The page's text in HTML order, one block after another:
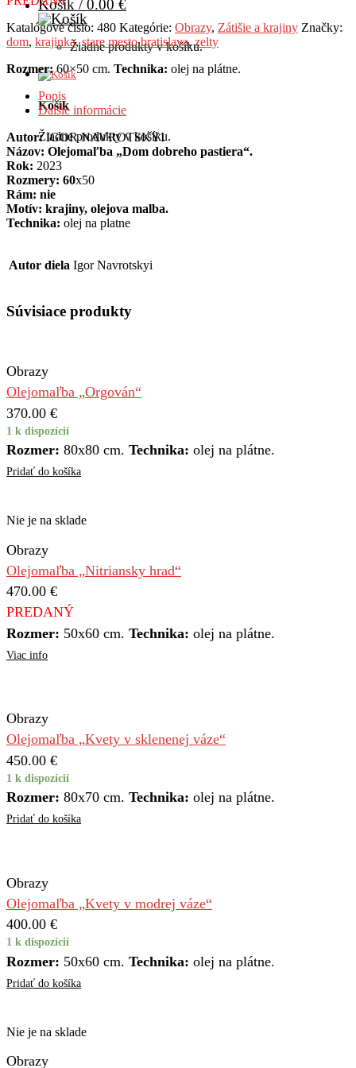
Košík /0.00 €
Žiadne produkty v košíku.
Košík
Žiadne produkty v košíku.
Katalógové číslo: 480 Kategórie: Obrazy, Zátišie a krajiny Značky:
dom, krajinka,stare mesto bratislava,zelty
Rozmer:60×50 cm. Technika: olej na plátne.
Popis
Ďalšie informácie
Autor:IGOR NAVROTSKYI
Názov: Olejomaľba „Dom dobreho pastiera“.
Rok: 2023
Rozmery: 60x50
Rám: nie
Motív: krajiny, olejova malba.
Technika: olej na platne
Autor diela Igor Navrotskyi
Súvisiace produkty
Obrazy
Olejomaľba „Orgován“
370.00 €
1 k dispozícií
Rozmer: 80x80 cm. Technika: olej na plátne.
Pridať do košíka
Nie je na sklade
Obrazy
Olejomaľba „Nitriansky hrad“
470.00 €
PREDANÝ
Rozmer: 50x60 cm. Technika: olej na plátne.
Viac info
Obrazy
Olejomaľba „Kvety v sklenenej váze“
450.00 €
1 k dispozícií
Rozmer: 80x70 cm. Technika: olej na plátne.
Pridať do košíka
Obrazy
Olejomaľba „Kvety v modrej váze“
400.00 €
1 k dispozícií
Rozmer: 50x60 cm. Technika: olej na plátne.
Pridať do košíka
Nie je na sklade
Obrazy